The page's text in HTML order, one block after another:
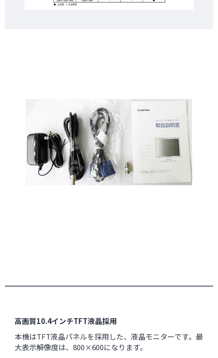
高画質10.4インチTFT液晶採用
本機はTFT液晶パネルを採用した、液晶モニターです。最
大表示解像度は、800×600になります。